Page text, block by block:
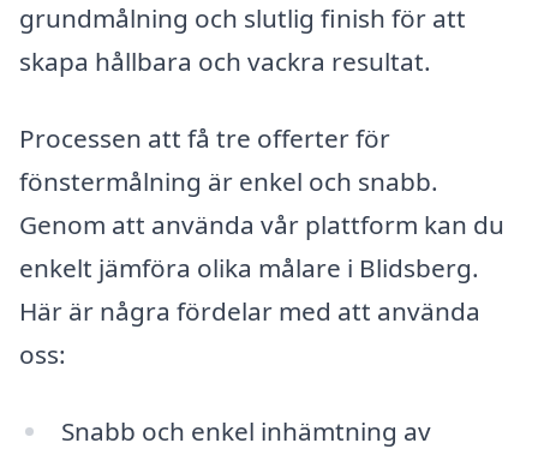
grundmålning och slutlig finish för att
skapa hållbara och vackra resultat.
Processen att få tre offerter för
fönstermålning är enkel och snabb.
Genom att använda vår plattform kan du
enkelt jämföra olika målare i Blidsberg.
Här är några fördelar med att använda
oss:
Snabb och enkel inhämtning av